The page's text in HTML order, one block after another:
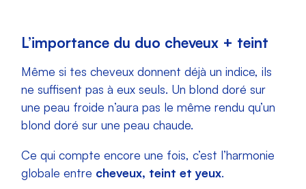
L’importance du duo cheveux + teint
Même si tes cheveux donnent déjà un indice, ils
ne suffisent pas à eux seuls. Un blond doré sur
une peau froide n’aura pas le même rendu qu’un
blond doré sur une peau chaude.
Ce qui compte encore une fois, c’est l’harmonie
globale entre cheveux, teint et yeux.